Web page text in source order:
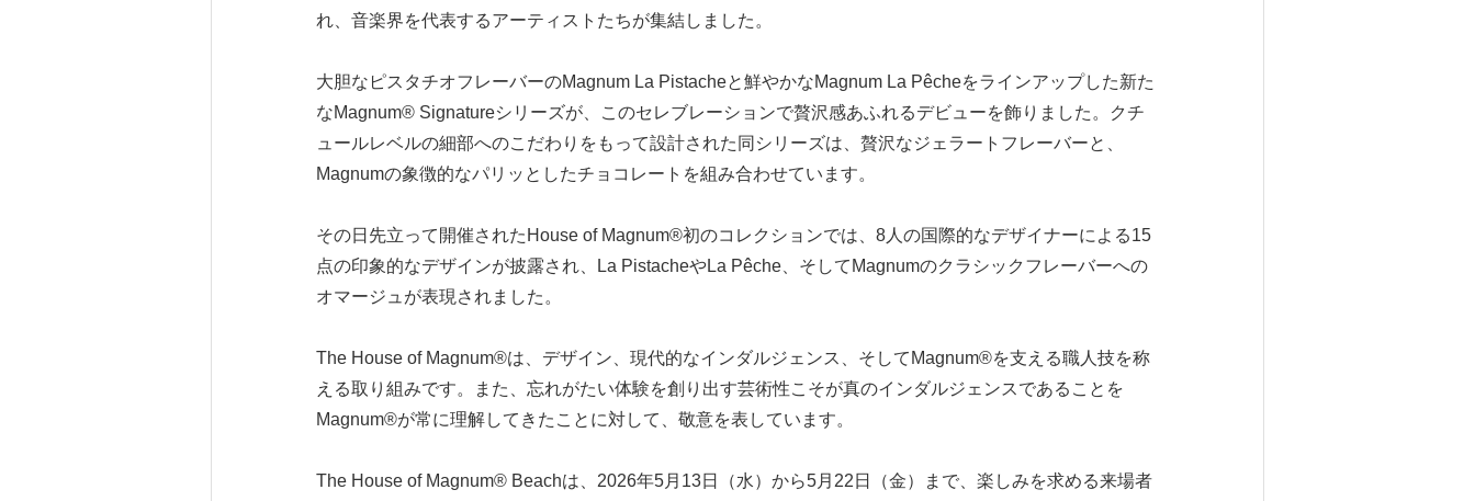
れ、音楽界を代表するアーティストたちが集結しました。
大胆なピスタチオフレーバーのMagnum La Pistacheと鮮やかなMagnum La Pêcheをラインアップした新た
なMagnum® Signatureシリーズが、このセレブレーションで贅沢感あふれるデビューを飾りました。クチ
ュールレベルの細部へのこだわりをもって設計された同シリーズは、贅沢なジェラートフレーバーと、
Magnumの象徴的なパリッとしたチョコレートを組み合わせています。
その日先立って開催されたHouse of Magnum®初のコレクションでは、8人の国際的なデザイナーによる15
点の印象的なデザインが披露され、La PistacheやLa Pêche、そしてMagnumのクラシックフレーバーへの
オマージュが表現されました。
The House of Magnum®は、デザイン、現代的なインダルジェンス、そしてMagnum®を支える職人技を称
える取り組みです。また、忘れがたい体験を創り出す芸術性こそが真のインダルジェンスであることを
Magnum®が常に理解してきたことに対して、敬意を表しています。
The House of Magnum® Beachは、2026年5月13日（水）から5月22日（金）まで、楽しみを求める来場者
English